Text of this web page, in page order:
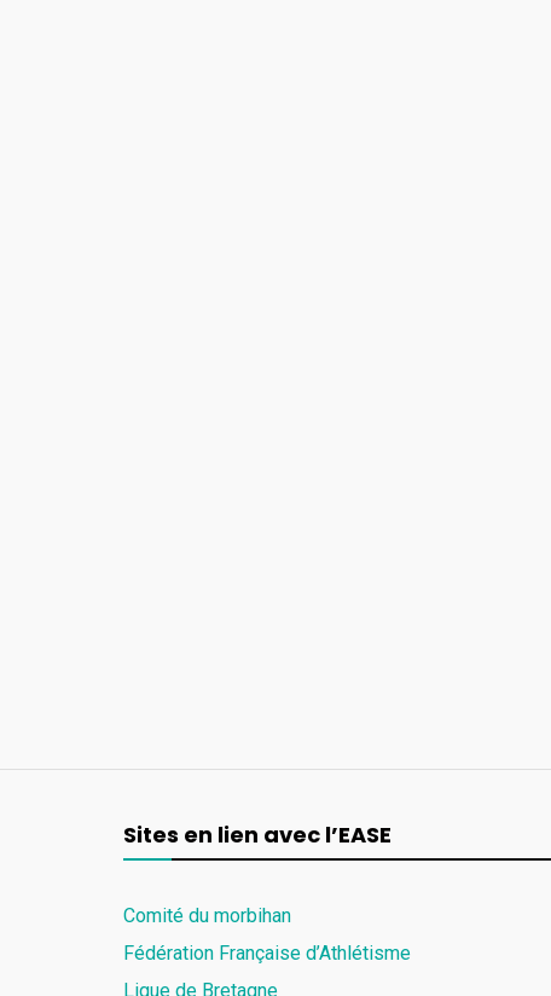
Sites en lien avec l’EASE
Comité du morbihan
Fédération Française d’Athlétisme
Ligue de Bretagne